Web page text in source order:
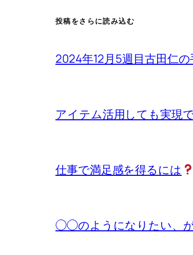
投稿をさらに読み込む
2024年12月5週目古田仁の
アイテム活用しても実現
仕事で満足感を得るには
◯◯のようになりたい、が